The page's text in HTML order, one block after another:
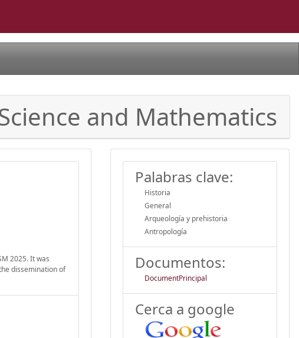
and Mathematics
2025. It was
dissemination of
Palabras clave:
Historia
General
Arqueología y prehistoria
Antropología
Documentos:
DocumentPrincipal
Cerca a google